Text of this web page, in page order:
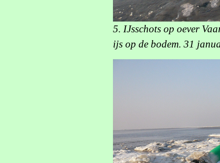
5. IJsschots op oever
ijs op de bodem. 31